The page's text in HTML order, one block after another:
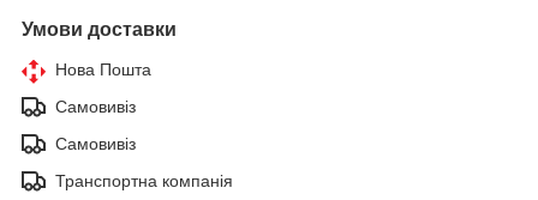
Умови доставки
Нова Пошта
Самовивіз
Самовивіз
Транспортна компанія